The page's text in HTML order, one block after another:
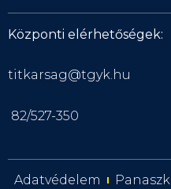
Központi elérhetőségek:
titkarsag@tgyk.hu
82/527-350
Adatvédelem